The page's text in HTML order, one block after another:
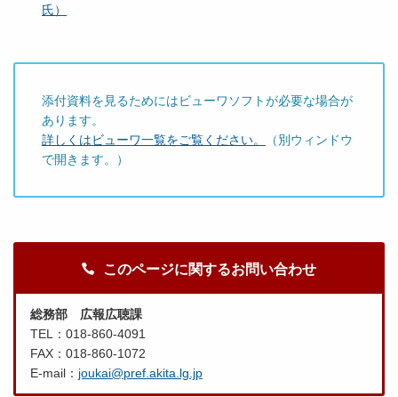
氏）
添付資料を見るためにはビューワソフトが必要な場合が
あります。
詳しくはビューワ一覧をご覧ください。
（別ウィンドウ
で開きます。）
このページに関するお問い合わせ
総務部 広報広聴課
TEL：018-860-4091
FAX：018-860-1072
E-mail： joukai@pref.akita.lg.jp